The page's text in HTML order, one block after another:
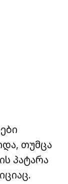
თუმცა
პატარა